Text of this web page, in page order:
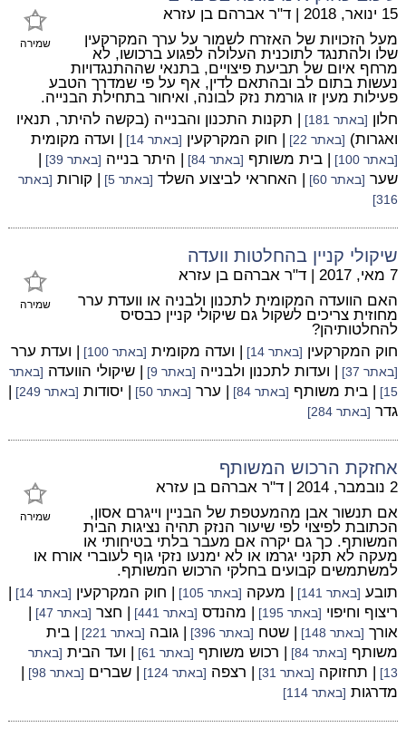
שמירה
15 ינואר, 2018 | ד"ר אברהם בן עזרא
מעל הזכויות של האזרח לשמור על ערך המקרקעין
שלו ולהתנגד לתוכנית העלולה לפגוע ברכושו, לא
מרחף איום של תביעת פיצויים, בתנאי שההתנגדויות
נעשות בתום לב ובהתאם לדין, אף על פי שמדרך הטבע
פעילות מעין זו גורמת נזק לבונה, ואיחור בתחילת הבנייה.
חלון [באתר 181]
| תקנות התכנון והבנייה (בקשה להיתר, תנאיו
ואגרות) [באתר 22] | חוק המקרקעין [באתר 14] | ועדה מקומית
[באתר 100] | בית משותף [באתר 84] | היתר בנייה [באתר 39]
|
שער [באתר 60] | האחראי לביצוע השלד [באתר 5] | קורות [באתר
316]
שיקולי קניין בהחלטות וועדה
שמירה
7 מאי, 2017 | ד"ר אברהם בן עזרא
האם הוועדה המקומית לתכנון ולבניה או וועדת ערר
מחוזית צריכים לשקול גם שיקולי קניין כבסיס
להחלטותיהן?
חוק המקרקעין [באתר 14] | ועדה מקומית [באתר 100] | ועדת ערר
[באתר 37] | ועדות לתכנון ולבנייה [באתר 9] | שיקולי הוועדה [באתר
15]
| בית משותף [באתר 84] | ערר [באתר 50] | יסודות [באתר 249]
|
גדר [באתר 284]
אחזקת הרכוש המשותף
שמירה
2 נובמבר, 2014 | ד"ר אברהם בן עזרא
אם תנשור אבן מהמעטפת של הבניין וייגרם אסון,
הכתובת לפיצוי לפי שיעור הנזק תהיה נציגות הבית
המשותף. כך גם יקרה אם מעבר בלתי בטיחותי או
מעקה לא תקני יגרמו או לא ימנעו נזקי גוף לעוברי אורח או
למשתמשים קבועים בחלקי הרכוש המשותף.
תובע [באתר 141] | מעקה [באתר 105] | חוק המקרקעין [באתר 14]
|
ריצוף וחיפוי [באתר 195] | מהנדס [באתר 441] | חצר [באתר 47]
|
אורך [באתר 148] | שטח [באתר 396] | גובה [באתר 221]
| בית
משותף [באתר 84] | רכוש משותף [באתר 61] | ועד הבית [באתר
13]
| תחזוקה [באתר 31] | רצפה [באתר 124] | שברים [באתר 98]
|
מדרגות [באתר 114]